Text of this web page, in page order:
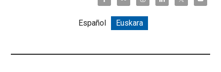
Español Euskara